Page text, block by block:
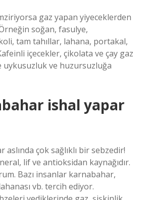
gaz yapan yiyeceklerden
soğan, fasulye,
tam tahıllar, lahana, portakal,
içecekler, çikolata ve çay gaz
uykusuzluk ve huzursuzluğa
ishal yapar
aslında çok sağlıklı bir sebzedir!
lif ve antioksidan kaynağıdır.
Bazı insanlar karnabahar,
vb. tercih ediyor.